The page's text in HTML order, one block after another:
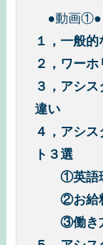
●動画①●
１，一般
２，ワー
３，アシ
違い
４，アシ
ト３選
①英語
②お給
③働き